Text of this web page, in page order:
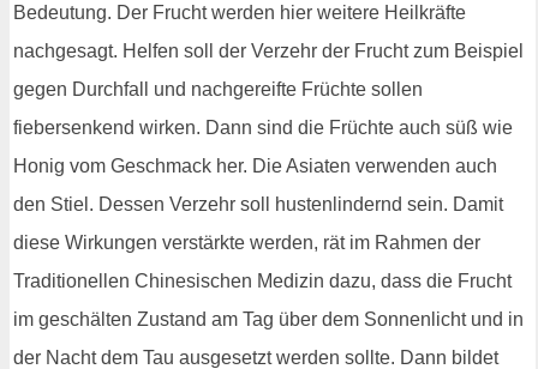
Bedeutung. Der Frucht werden hier weitere Heilkräfte
nachgesagt. Helfen soll der Verzehr der Frucht zum Beispiel
gegen Durchfall und nachgereifte Früchte sollen
fiebersenkend wirken. Dann sind die Früchte auch süß wie
Honig vom Geschmack her. Die Asiaten verwenden auch
den Stiel. Dessen Verzehr soll hustenlindernd sein. Damit
diese Wirkungen verstärkte werden, rät im Rahmen der
Traditionellen Chinesischen Medizin dazu, dass die Frucht
im geschälten Zustand am Tag über dem Sonnenlicht und in
der Nacht dem Tau ausgesetzt werden sollte. Dann bildet